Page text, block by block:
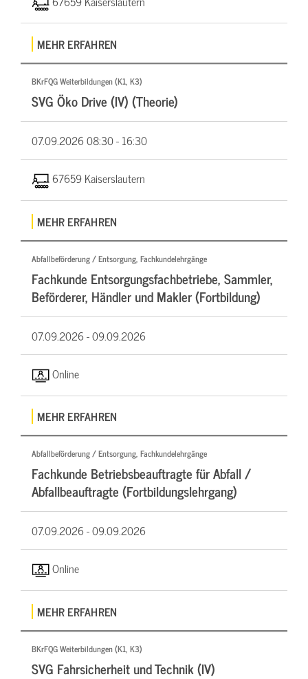
MEHR ERFAHREN
BKrFQG Weiterbildungen (K1, K3)
SVG Öko Drive (IV) (Theorie)
07.09.202608:30 - 16:30
67659 Kaiserslautern
MEHR ERFAHREN
Abfallbeförderung / Entsorgung, Fachkundelehrgänge
Fachkunde Entsorgungsfachbetriebe, Sammler,
Beförderer, Händler und Makler (Fortbildung)
07.09.2026 -09.09.2026
Online
MEHR ERFAHREN
Abfallbeförderung / Entsorgung, Fachkundelehrgänge
Fachkunde Betriebsbeauftragte für Abfall /
Abfallbeauftragte (Fortbildungslehrgang)
07.09.2026 -09.09.2026
Online
MEHR ERFAHREN
BKrFQG Weiterbildungen (K1, K3)
SVG Fahrsicherheit und Technik (IV)